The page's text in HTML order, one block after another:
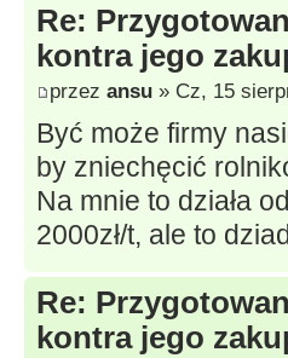
Re:
kontra jego
przez ansu » Cz, 15
Być może firmy
by zniechęcić
Na mnie to działa
2000zł/t, ale to
Re:
kontra jego